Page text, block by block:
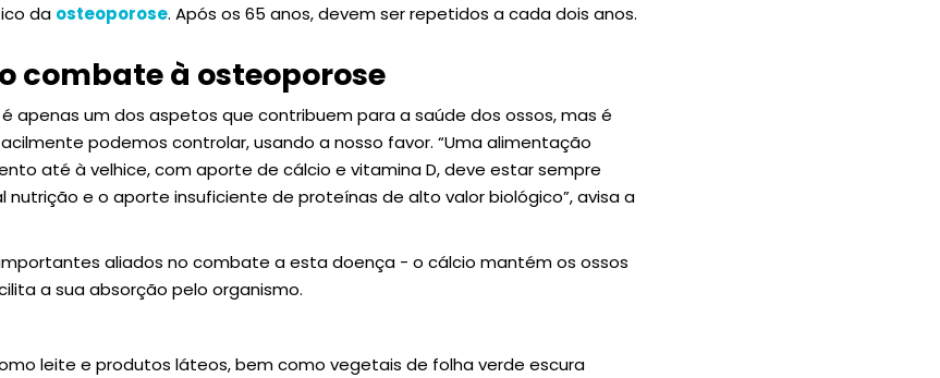
da osteoporose. Após os 65 anos, devem ser repetidos a cada dois anos.
combate à osteoporose
apenas um dos aspetos que contribuem para a saúde dos ossos, mas é
podemos controlar, usando a nosso favor. “Uma alimentação
até à velhice, com aporte de cálcio e vitamina D, deve estar sempre
e o aporte insuficiente de proteínas de alto valor biológico”, avisa a
aliados no combate a esta doença - o cálcio mantém os ossos
a sua absorção pelo organismo.
leite e produtos láteos, bem como vegetais de folha verde escura